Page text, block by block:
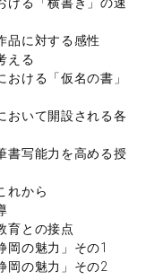
に対する感性
える
ける「仮名の書」
いて開設される各
写能力を高める授
れから
との接点
の魅力」その1
の魅力」その2